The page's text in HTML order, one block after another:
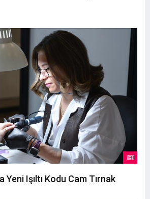
Yeni Işıltı Kodu Cam Tırnak